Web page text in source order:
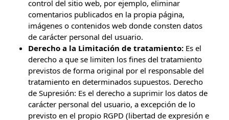
control del sitio web, por ejemplo, eliminar
comentarios publicados en la propia página,
imágenes o contenidos web donde consten datos
de carácter personal del usuario.
Derecho a la Limitación de tratamiento: Es el
derecho a que se limiten los fines del tratamiento
previstos de forma original por el responsable del
tratamiento en determinados supuestos. Derecho
de Supresión: Es el derecho a suprimir los datos de
carácter personal del usuario, a excepción de lo
previsto en el propio RGPD (libertad de expresión e